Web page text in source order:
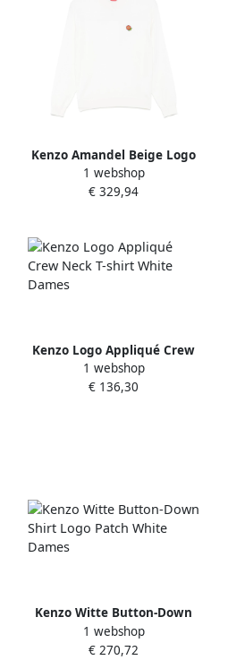
Kenzo Amandel Beige Logo
Patch Crew Neck White
Dames
1 webshop
€ 329,94
Kenzo Logo Appliqué Crew
Neck T-shirt White Dames
1 webshop
€ 136,30
Kenzo Witte Button-Down
Shirt Logo Patch White
Dames
1 webshop
€ 270,72